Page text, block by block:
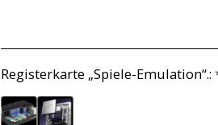
Registerkarte „Spiele-Emulation“.: